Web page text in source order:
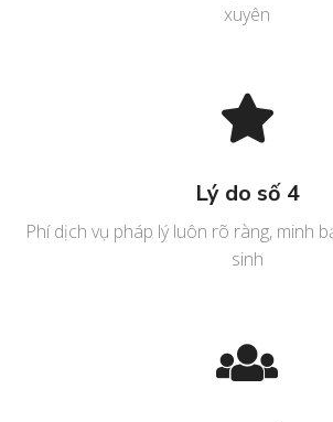
xuyên
Lý do số 4
Phí dịch vụ pháp lý luôn rõ ràng, minh
sinh